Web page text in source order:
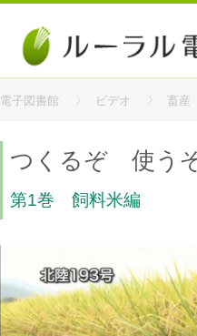
電子図書館 ビデオ 畜産
つくるぞ 使う
第1巻 飼料米編